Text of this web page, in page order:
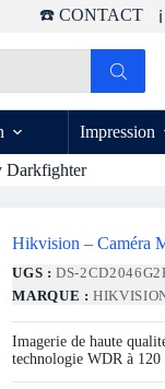
☎️ CONTACT
Impression
Darkfighter
Hikvision – Caméra
UGS :DS-
MARQUE :
Imagerie de haute
technologie WDR à 120